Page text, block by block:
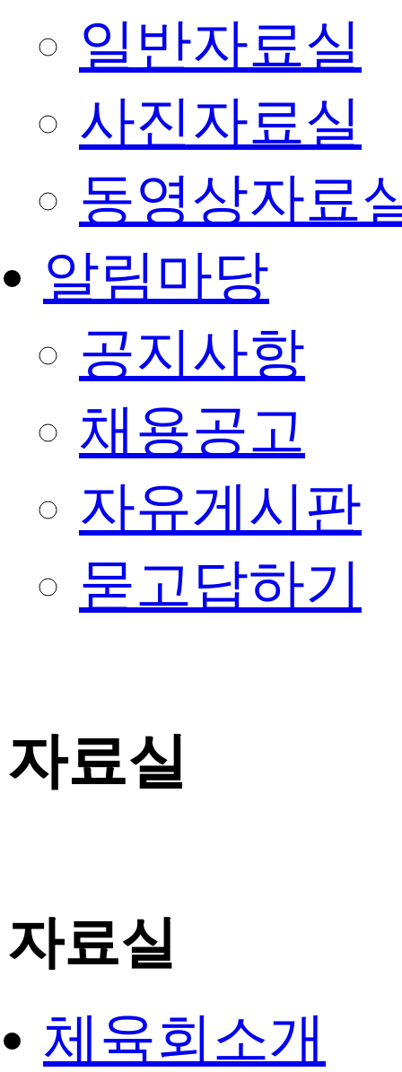
일반자료실
사진자료실
동영상자료
알림마당
공지사항
채용공고
자유게시판
묻고답하기
자료실
자료실
체육회소개